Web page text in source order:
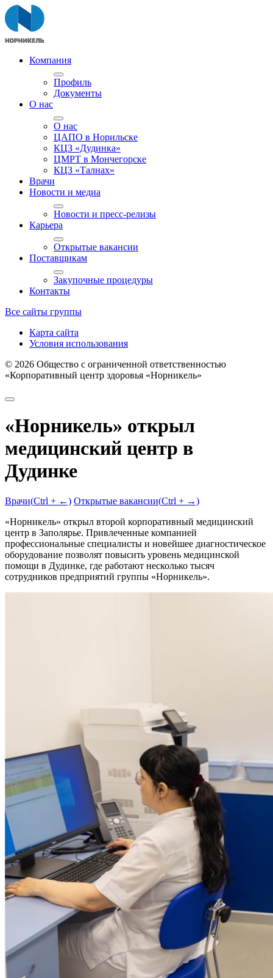
Компания
Профиль
Документы
О нас
О нас
ЦАПО в Норильске
КЦЗ «Дудинка»
ЦМРТ в Мончегорске
КЦЗ «Талнах»
Врачи
Новости и медиа
Новости и пресс-релизы
Карьера
Открытые вакансии
Поставщикам
Закупочные процедуры
Контакты
Все сайты группы
Карта сайта
Условия использования
© 2026 Общество с ограниченной ответственностью
«Корпоративный центр здоровья «Норникель»
«Норникель» открыл
медицинский центр в
Дудинке
Врачи(Ctrl + ←) Открытые вакансии(Ctrl + →)
«Норникель» открыл второй корпоративный медицинский
центр в Заполярье. Привлеченные компанией
профессиональные специалисты и новейшее диагностическое
оборудование позволят повысить уровень медицинской
помощи в Дудинке, где работают несколько тысяч
сотрудников предприятий группы «Норникель».